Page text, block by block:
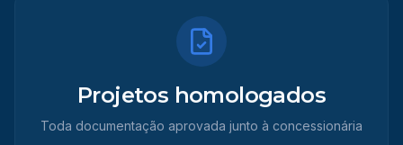
Projetos homologados
Toda documentação aprovada junto à concessionária